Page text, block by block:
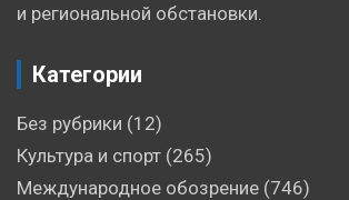
и региональной обстановки.
Категории
Без рубрики (12)
Культура и спорт (265)
Международное обозрение (746)